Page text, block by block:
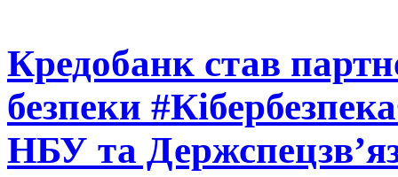
Кредобанк став
безпеки
НБУ та